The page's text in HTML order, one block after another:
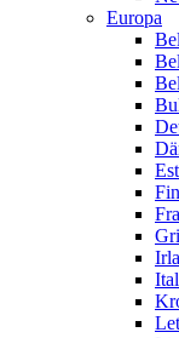
Europa